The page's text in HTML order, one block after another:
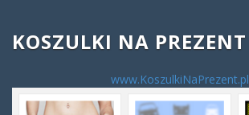
KOSZULKI NA PREZENT
www.KoszulkiNaPrezent.pl